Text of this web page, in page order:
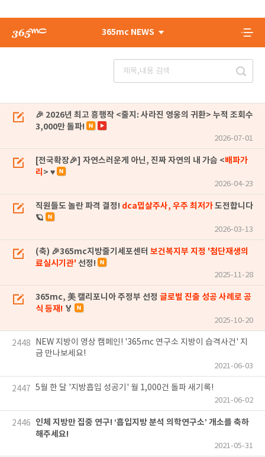
365mc NEWS
🎉 2026년 최고 흥행작 <줄지: 사라진 영웅의 귀환> 누적 조회수
3,000만 돌파!
2026-07-01
[전국확장🎉] 자연스러운게 아닌, 진짜 자연의 내 가슴 <배파가
리 > ♥
2026-04-23
직원들도 놀란 파격 결정! dca밉살주사, 우주 최저가도전합니다
🪐
2026-03-13
(축) 🎉365mc지방줄기세포센터 보건복지부 지정 '첨단재생의
료실시기관' 선정!
2025-11-28
365mc, 美 캘리포니아 주정부 선정 글로벌 진출 성공 사례로 공
식 등재! 🏅
2025-10-20
2448
NEW 지방이 영상 캠페인! '365mc 연구소 지방이 습격사건' 지
금 만나보세요!
2021-06-03
2447 5월 한 달 '지방흡입 성공기' 월 1,000건 돌파 새기록!
2021-06-02
2446
인체 지방만 집중 연구! ‘흡입지방 분석 의학연구소’ 개소를 축하
해주세요!
2021-05-31